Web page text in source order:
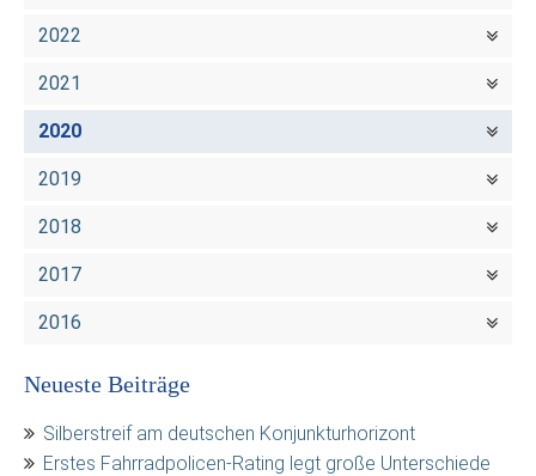
2022
2021
2020
2019
2018
2017
2016
Neueste Beiträge
Silberstreif am deutschen Konjunkturhorizont
Erstes Fahrradpolicen-Rating legt große Unterschiede